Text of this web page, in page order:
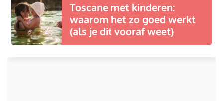
Toscane met kinderen:
waarom het zo goed werkt
(als je dit vooraf weet)